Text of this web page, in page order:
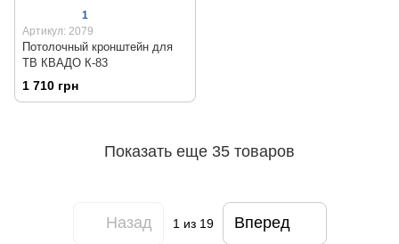
1
Артикул: 2079
Потолочный кронштейн для
ТВ КВАДО К-83
1 710 грн
Показать еще 35 товаров
Назад 1 из 19 Вперед